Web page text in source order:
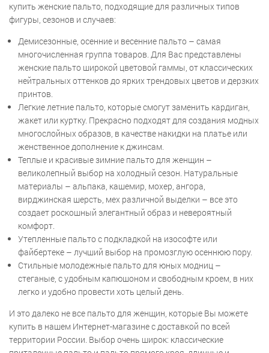
купить женские пальто, подходящие для различных типов
фигуры, сезонов и случаев:
Демисезонные, осенние и весенние пальто – самая
многочисленная группа товаров. Для Вас представлены
женские пальто широкой цветовой гаммы, от классических
нейтральных оттенков до ярких трендовых цветов и дерзких
принтов.
Легкие летние пальто, которые смогут заменить кардиган,
жакет или куртку. Прекрасно подходят для создания модных
многослойных образов, в качестве накидки на платье или
женственное дополнение к джинсам.
Теплые и красивые зимние пальто для женщин –
великолепный выбор на холодный сезон. Натуральные
материалы – альпака, кашемир, мохер, ангора,
вирджинская шерсть, мех различной выделки – все это
создает роскошный элегантный образ и невероятный
комфорт.
Утепленные пальто с подкладкой на изософте или
файбертеке – лучший выбор на промозглую осеннюю пору.
Стильные молодежные пальто для юных модниц –
стеганые, с удобным капюшоном и свободным кроем, в них
легко и удобно провести хоть целый день.
И это далеко не все пальто для женщин, которые Вы можете
купить в нашем Интернет-магазине с доставкой по всей
территории России. Выбор очень широк: классические